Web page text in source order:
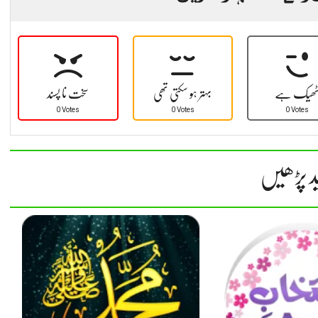
سخت نا پسند
0 Votes
بہتر ہو سکتی تھی
0 Votes
ہے
0 Votes
پڑھیں